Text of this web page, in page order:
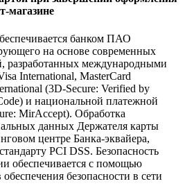
магазине
банком ПАО
на основе современных
разработанных международными
International, MasterCard
(3D-Secure: Verified by
и национальной платежной
MirAccept). Обработка
данных Держателя карты
центре Банка-эквайера,
PCI DSS. Безопасность
обеспечивается с помощью
безопасности в сети